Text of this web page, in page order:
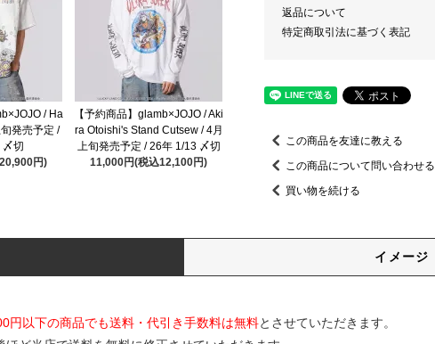
/ Ha
発売予定 /
切
円)
【予約商品】glamb×JOJO / Aki
ra Otoishi's Stand Cutsew / 4月
上旬発売予定 / 26年 1/13 〆切
11,000円(税込12,100円)
返品について
特定商取引法に基づく表記
この商品を友達に教える
この商品について問い合わせる
買い物を続ける
イメージ
円以下の商品でも送料・代引き手数料は無料とさせていただきます。